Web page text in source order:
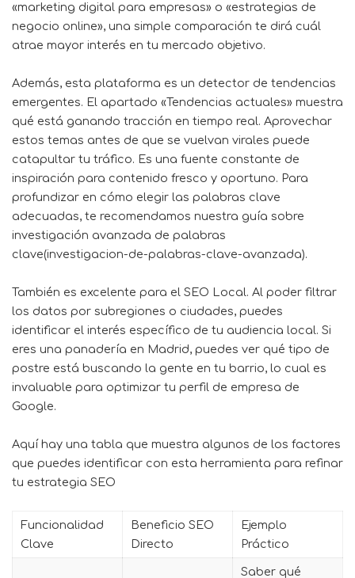
«marketing digital para empresas» o «estrategias de
negocio online», una simple comparación te dirá cuál
atrae mayor interés en tu mercado objetivo.
Además, esta plataforma es un detector de tendencias
emergentes. El apartado «Tendencias actuales» muestra
qué está ganando tracción en tiempo real. Aprovechar
estos temas antes de que se vuelvan virales puede
catapultar tu tráfico. Es una fuente constante de
inspiración para contenido fresco y oportuno. Para
profundizar en cómo elegir las palabras clave
adecuadas, te recomendamos nuestra guía sobre
investigación avanzada de palabras
clave(investigacion-de-palabras-clave-avanzada).
También es excelente para el SEO Local. Al poder filtrar
los datos por subregiones o ciudades, puedes
identificar el interés específico de tu audiencia local. Si
eres una panadería en Madrid, puedes ver qué tipo de
postre está buscando la gente en tu barrio, lo cual es
invaluable para optimizar tu perfil de empresa de
Google.
Aquí hay una tabla que muestra algunos de los factores
que puedes identificar con esta herramienta para refinar
tu estrategia SEO
Funcionalidad
Clave
Beneficio SEO
Directo
Ejemplo
Práctico
Saber qué